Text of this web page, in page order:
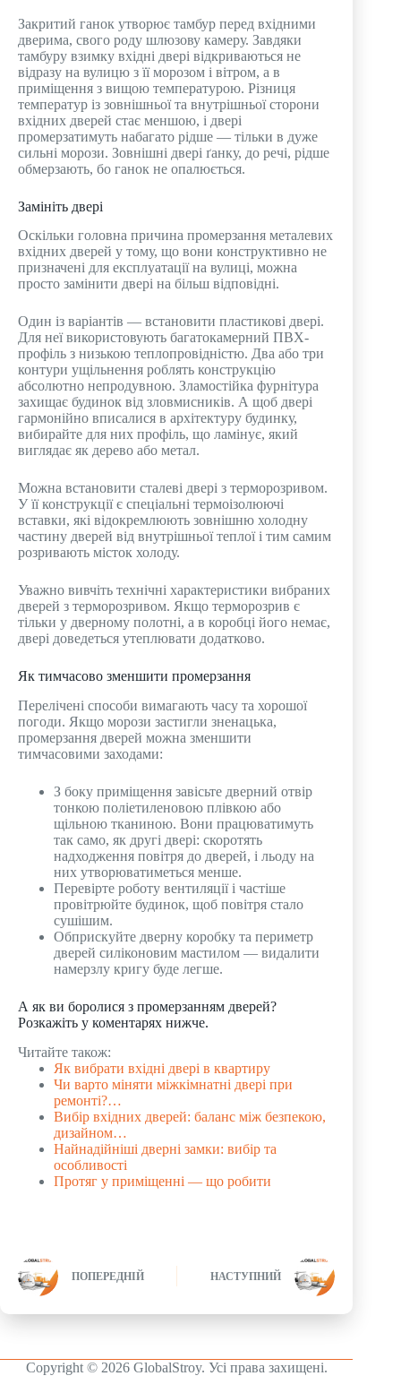
Закритий ганок утворює тамбур перед вхідними
дверима, свого роду шлюзову камеру. Завдяки
тамбуру взимку вхідні двері відкриваються не
відразу на вулицю з її морозом і вітром, а в
приміщення з вищою температурою. Різниця
температур із зовнішньої та внутрішньої сторони
вхідних дверей стає меншою, і двері
промерзатимуть набагато рідше — тільки в дуже
сильні морози. Зовнішні двері ґанку, до речі, рідше
обмерзають, бо ганок не опалюється.
Замініть двері
Оскільки головна причина промерзання металевих
вхідних дверей у тому, що вони конструктивно не
призначені для експлуатації на вулиці, можна
просто замінити двері на більш відповідні.
Один із варіантів — встановити пластикові двері.
Для неї використовують багатокамерний ПВХ-
профіль з низькою теплопровідністю. Два або три
контури ущільнення роблять конструкцію
абсолютно непродувною. Зламостійка фурнітура
захищає будинок від зловмисників. А щоб двері
гармонійно вписалися в архітектуру будинку,
вибирайте для них профіль, що ламінує, який
виглядає як дерево або метал.
Можна встановити сталеві двері з терморозривом.
У її конструкції є спеціальні термоізолюючі
вставки, які відокремлюють зовнішню холодну
частину дверей від внутрішньої теплої і тим самим
розривають місток холоду.
Уважно вивчіть технічні характеристики вибраних
дверей з терморозривом. Якщо терморозрив є
тільки у дверному полотні, а в коробці його немає,
двері доведеться утеплювати додатково.
Як тимчасово зменшити промерзання
Перелічені способи вимагають часу та хорошої
погоди. Якщо морози застигли зненацька,
промерзання дверей можна зменшити
тимчасовими заходами:
З боку приміщення завісьте дверний отвір
тонкою поліетиленовою плівкою або
щільною тканиною. Вони працюватимуть
так само, як другі двері: скоротять
надходження повітря до дверей, і льоду на
них утворюватиметься менше.
Перевірте роботу вентиляції і частіше
провітрюйте будинок, щоб повітря стало
сушішим.
Обприскуйте дверну коробку та периметр
дверей силіконовим мастилом — видалити
намерзлу кригу буде легше.
А як ви боролися з промерзанням дверей?
Розкажіть у коментарях нижче.
Читайте також:
Як вибрати вхідні двері в квартиру
Чи варто міняти міжкімнатні двері при
ремонті?…
Вибір вхідних дверей: баланс між безпекою,
дизайном…
Найнадійніші дверні замки: вибір та
особливості
Протяг у приміщенні — що робити
ПОПЕРЕДНІЙ НАСТУПНИЙ
Copyright © 2026 GlobalStroy. Усі права захищені.